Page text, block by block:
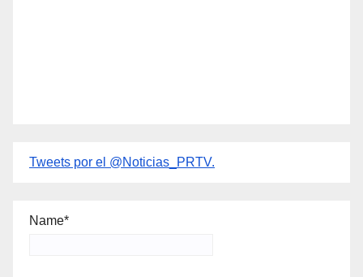
Tweets por el @Noticias_PRTV.
Name*